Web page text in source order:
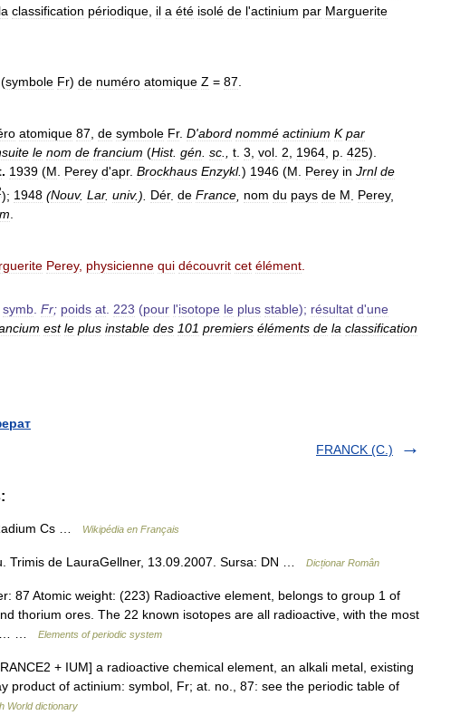
la classification périodique il a été isolé de l'actinium par Marguerite
(symbole Fr) de numéro atomique Z = 87
atomique 87 de symbole Fr. D'abord nommé actinium K par
le nom de francium (Hist. gén sc t 3 vol 2 1964 p 425).
. 1939 (M Perey d'apr. Brockhaus Enzykl.) 1946 (M Perey in Jrnl de
); 1948 (Nouv. Lar. univ.). Dér. de France nom du pays de M Perey,
.
Perey, physicienne qui découvrit cet élément.
symb Fr; poids at 223 (pour l'isotope le plus stable); résultat d'une
est le plus instable des 101 premiers éléments de la classification
FRANCK (C.)
Cs … Wikipédia en Français
Trimis de LauraGellner, 13.09.2007. Sursa: DN … Dicționar Român
87 Atomic weight: (223) Radioactive element, belongs to group 1 of
thorium ores. The 22 known isotopes are all radioactive, with the most
…
Elements of periodic system
+ IUM] a radioactive chemical element, an alkali metal, existing
product of actinium: symbol, Fr; at. no., 87: see the periodic table of
World dictionary